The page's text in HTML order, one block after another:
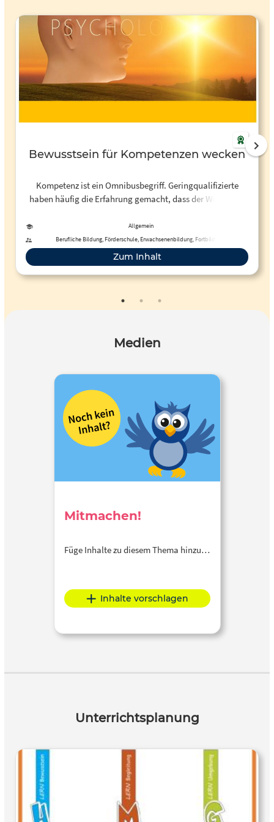
Bewusstsein für Kompetenzen wecken
Kompetenz ist ein Omnibusbegriff. Geringqualifizierte
haben häufig die Erfahrung gemacht, dass der Wert eines
Zeugnissen und Abschlüssen, also von zertifizierten
Kompetenzen. Da sie darüber nicht verfügen, schreiben sie
sich kaum Kompetenzen zu, ihre Selbstzuschreibung ist
eher die der Inkompetenz. Diese Website versucht das zu
ändern!
Allgemein
Berufliche Bildung, Förderschule, Erwachsenenbildung, Fortbildung
Zum Inhalt
Medien
Mitmachen!
Füge Inhalte zu diesem Thema hinzu…
Inhalte vorschlagen
Unterrichtsplanung